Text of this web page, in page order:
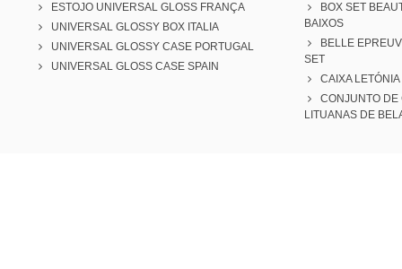
ESTOJO UNIVERSAL GLOSS FRANÇA
UNIVERSAL GLOSSY BOX ITALIA
UNIVERSAL GLOSSY CASE PORTUGAL
UNIVERSAL GLOSS CASE SPAIN
BOX SET
BAIXOS
BELLE
SET
CAIXA LETÓNIA
CONJUNTO DE
LITUANAS DE